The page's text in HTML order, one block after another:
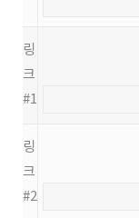
링
크
#1
링
크
#2